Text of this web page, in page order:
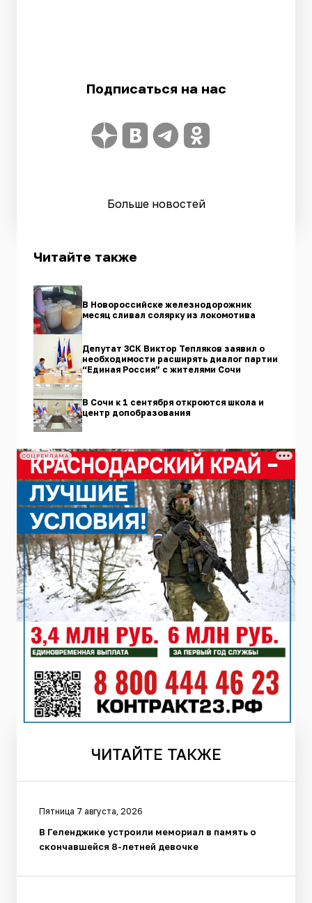
Подписаться на нас
Больше новостей
Читайте также
В Новороссийске железнодорожник
месяц сливал солярку из локомотива
Депутат ЗСК Виктор Тепляков заявил о
необходимости расширять диалог партии
“Единая Россия” с жителями Сочи
В Сочи к 1 сентября откроются школа и
центр допобразования
СОЦРЕКЛАМА
ЧИТАЙТЕ ТАКЖЕ
Пятница 7 августа, 2026
В Геленджике устроили мемориал в память о
скончавшейся 8-летней девочке